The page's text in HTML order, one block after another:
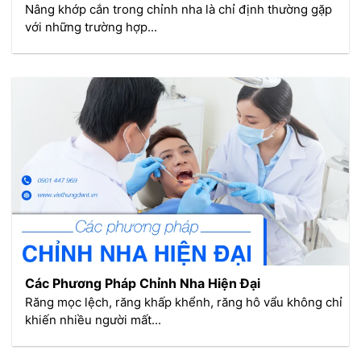
Nâng khớp cắn trong chỉnh nha là chỉ định thường gặp
với những trường hợp...
Các Phương Pháp Chỉnh Nha Hiện Đại
Răng mọc lệch, răng khấp khểnh, răng hô vẩu không chỉ
khiến nhiều người mất...